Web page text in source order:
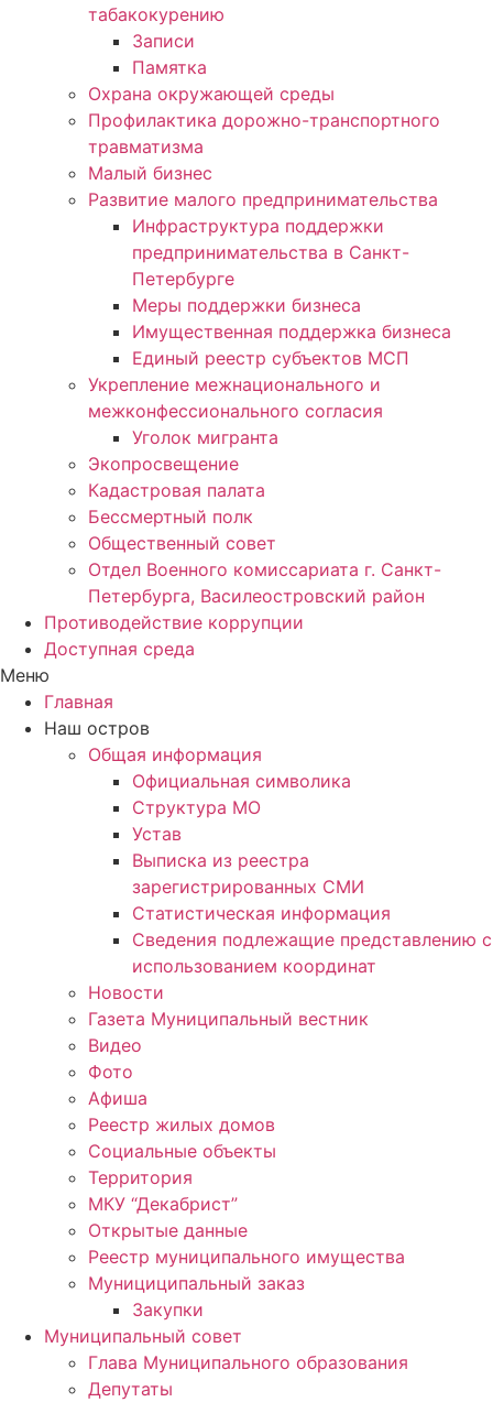
табакокурению
Записи
Памятка
Охрана окружающей среды
Профилактика дорожно-транспортного
травматизма
Малый бизнес
Развитие малого предпринимательства
Инфраструктура поддержки
предпринимательства в Санкт-
Петербурге
Меры поддержки бизнеса
Имущественная поддержка бизнеса
Единый реестр субъектов МСП
Укрепление межнационального и
межконфессионального согласия
Уголок мигранта
Экопросвещение
Кадастровая палата
Бессмертный полк
Общественный совет
Отдел Военного комиссариата г. Санкт-
Петербурга, Василеостровский район
Противодействие коррупции
Доступная среда
Меню
Главная
Наш остров
Общая информация
Официальная символика
Структура МО
Устав
Выписка из реестра
зарегистрированных СМИ
Статистическая информация
Сведения подлежащие представлению с
использованием координат
Новости
Газета Муниципальный вестник
Видео
Фото
Афиша
Реестр жилых домов
Социальные объекты
Территория
МКУ “Декабрист”
Открытые данные
Реестр муниципального имущества
Мунициципальный заказ
Закупки
Муниципальный совет
Глава Муниципального образования
Депутаты